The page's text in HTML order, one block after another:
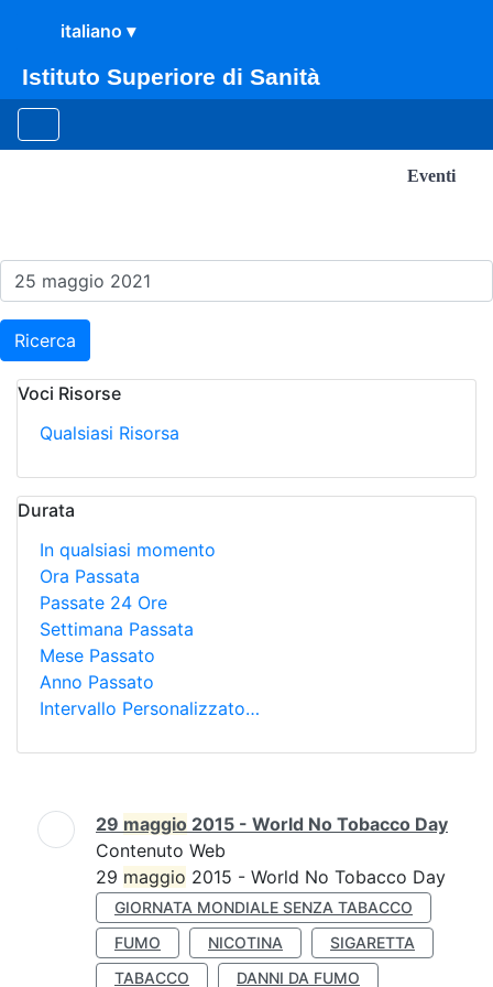
Istituto Superiore di Sanità
Eventi
Ricerca
Voci Risorse
Qualsiasi Risorsa
Durata
In qualsiasi momento
Ora Passata
Passate 24 Ore
Settimana Passata
Mese Passato
Anno Passato
Intervallo Personalizzato…
Ricerca
29 maggio 2015 - World No Tobacco Day
Contenuto Web
29 maggio 2015 - World No Tobacco Day
GIORNATA MONDIALE SENZA TABACCO
FUMO
NICOTINA
SIGARETTA
TABACCO
DANNI DA FUMO